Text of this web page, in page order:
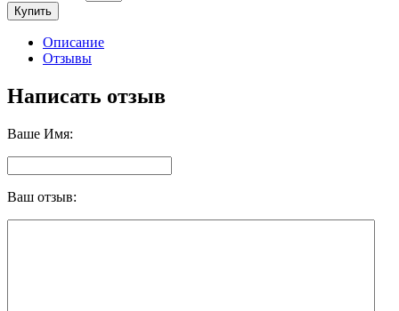
Купить
Описание
Отзывы
Написать отзыв
Ваше Имя:
Ваш отзыв: